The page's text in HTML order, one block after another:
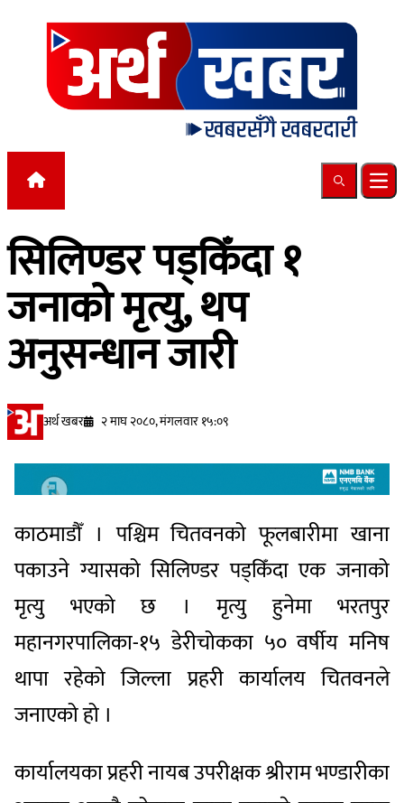
Skip to content
Search
सिलिण्डर पड्किँदा १
जनाको मृत्यु, थप
अनुसन्धान जारी
अर्थ खबर २ माघ २०८०, मंगलवार १५:०९
काठमाडौँ । पश्चिम चितवनको फूलबारीमा खाना
पकाउने ग्यासको सिलिण्डर पड्किँदा एक जनाको
मृत्यु भएको छ । मृत्यु हुनेमा भरतपुर
महानगरपालिका-१५ डेरीचोकका ५० वर्षीय मनिष
थापा रहेको जिल्ला प्रहरी कार्यालय चितवनले
जनाएको हो ।
कार्यालयका प्रहरी नायब उपरीक्षक श्रीराम भण्डारीका